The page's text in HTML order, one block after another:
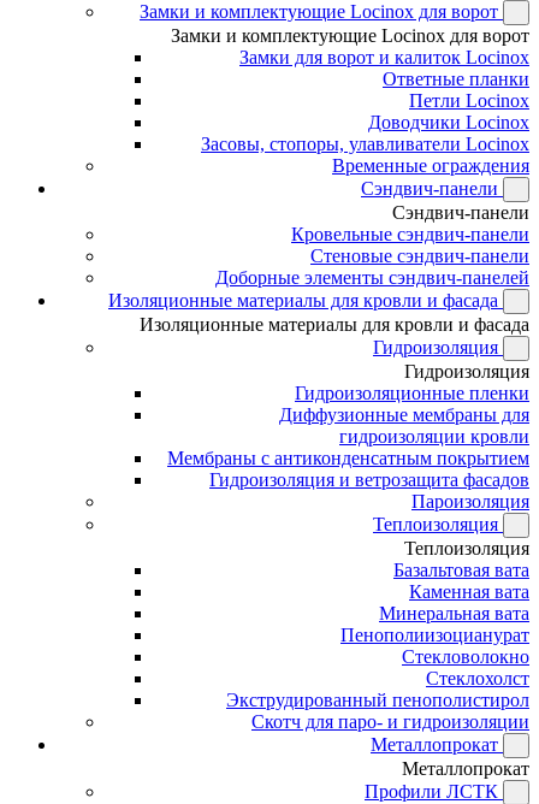
Замки и комплектующие Locinox для ворот
Замки и комплектующие Locinox для ворот
Замки для ворот и калиток Locinox
Ответные планки
Петли Locinox
Доводчики Locinox
Засовы, стопоры, улавливатели Locinox
Временные ограждения
Сэндвич-панели
Сэндвич-панели
Кровельные сэндвич-панели
Стеновые сэндвич-панели
Доборные элементы сэндвич-панелей
Изоляционные материалы для кровли и фасада
Изоляционные материалы для кровли и фасада
Гидроизоляция
Гидроизоляция
Гидроизоляционные пленки
Диффузионные мембраны для
гидроизоляции кровли
Мембраны с антиконденсатным покрытием
Гидроизоляция и ветрозащита фасадов
Пароизоляция
Теплоизоляция
Теплоизоляция
Базальтовая вата
Каменная вата
Минеральная вата
Пенополиизоцианурат
Стекловолокно
Стеклохолст
Экструдированный пенополистирол
Скотч для паро- и гидроизоляции
Металлопрокат
Металлопрокат
Профили ЛСТК